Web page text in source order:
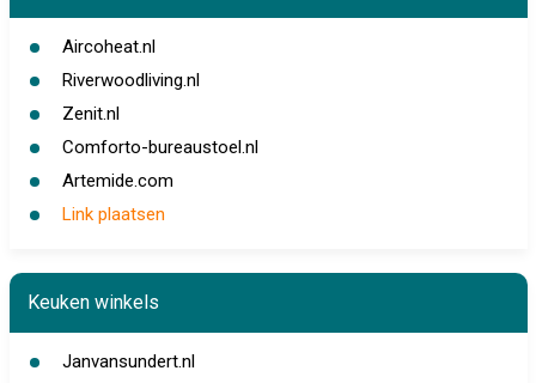
Aircoheat.nl
Riverwoodliving.nl
Zenit.nl
Comforto-bureaustoel.nl
Artemide.com
Link plaatsen
Keuken winkels
Janvansundert.nl